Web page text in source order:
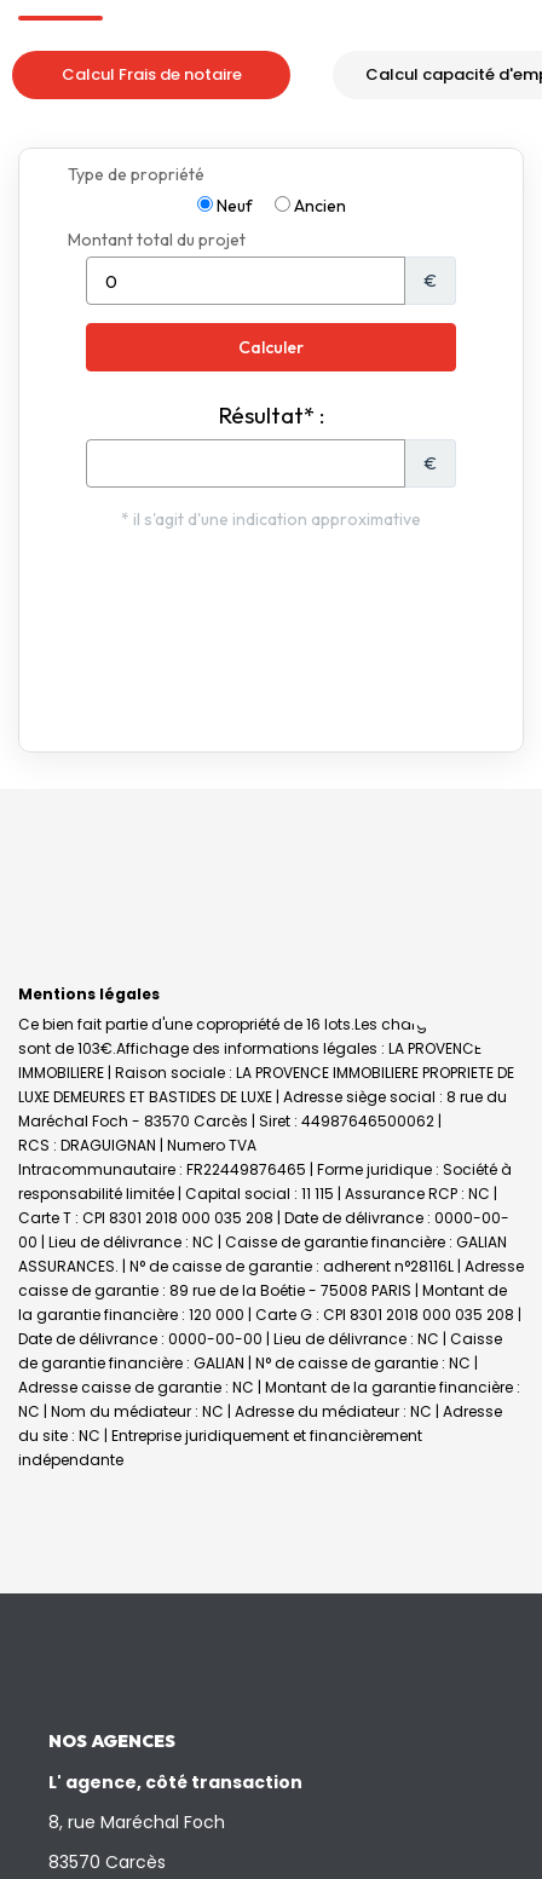
Calcul Frais de notaire Calcul capacité
Mentions légales
Ce bien fait partie d'une copropriété de 16 lots.Les charges annuelles
sont de 103€.Affichage des informations légales : LA PROVENCE
IMMOBILIERE | Raison sociale : LA PROVENCE IMMOBILIERE PROPRIETE DE
LUXE DEMEURES ET BASTIDES DE LUXE | Adresse siège social : 8 rue du
Maréchal Foch - 83570 Carcès | Siret : 44987646500062 |
RCS : DRAGUIGNAN | Numero TVA
Intracommunautaire : FR22449876465 | Forme juridique : Société à
responsabilité limitée | Capital social : 11 115 | Assurance RCP : NC |
Carte T : CPI 8301 2018 000 035 208 | Date de délivrance : 0000-00-
00 | Lieu de délivrance : NC | Caisse de garantie financière : GALIAN
ASSURANCES. | N° de caisse de garantie : adherent n°28116L | Adresse
caisse de garantie : 89 rue de la Boétie - 75008 PARIS | Montant de
la garantie financière : 120 000 | Carte G : CPI 8301 2018 000 035 208 |
Date de délivrance : 0000-00-00 | Lieu de délivrance : NC | Caisse
de garantie financière : GALIAN | N° de caisse de garantie : NC |
Adresse caisse de garantie : NC | Montant de la garantie financière :
NC | Nom du médiateur : NC | Adresse du médiateur : NC | Adresse
du site : NC | Entreprise juridiquement et financièrement
indépendante
NOS AGENCES
L' agence, côté transaction
8, rue Maréchal Foch
83570 Carcès